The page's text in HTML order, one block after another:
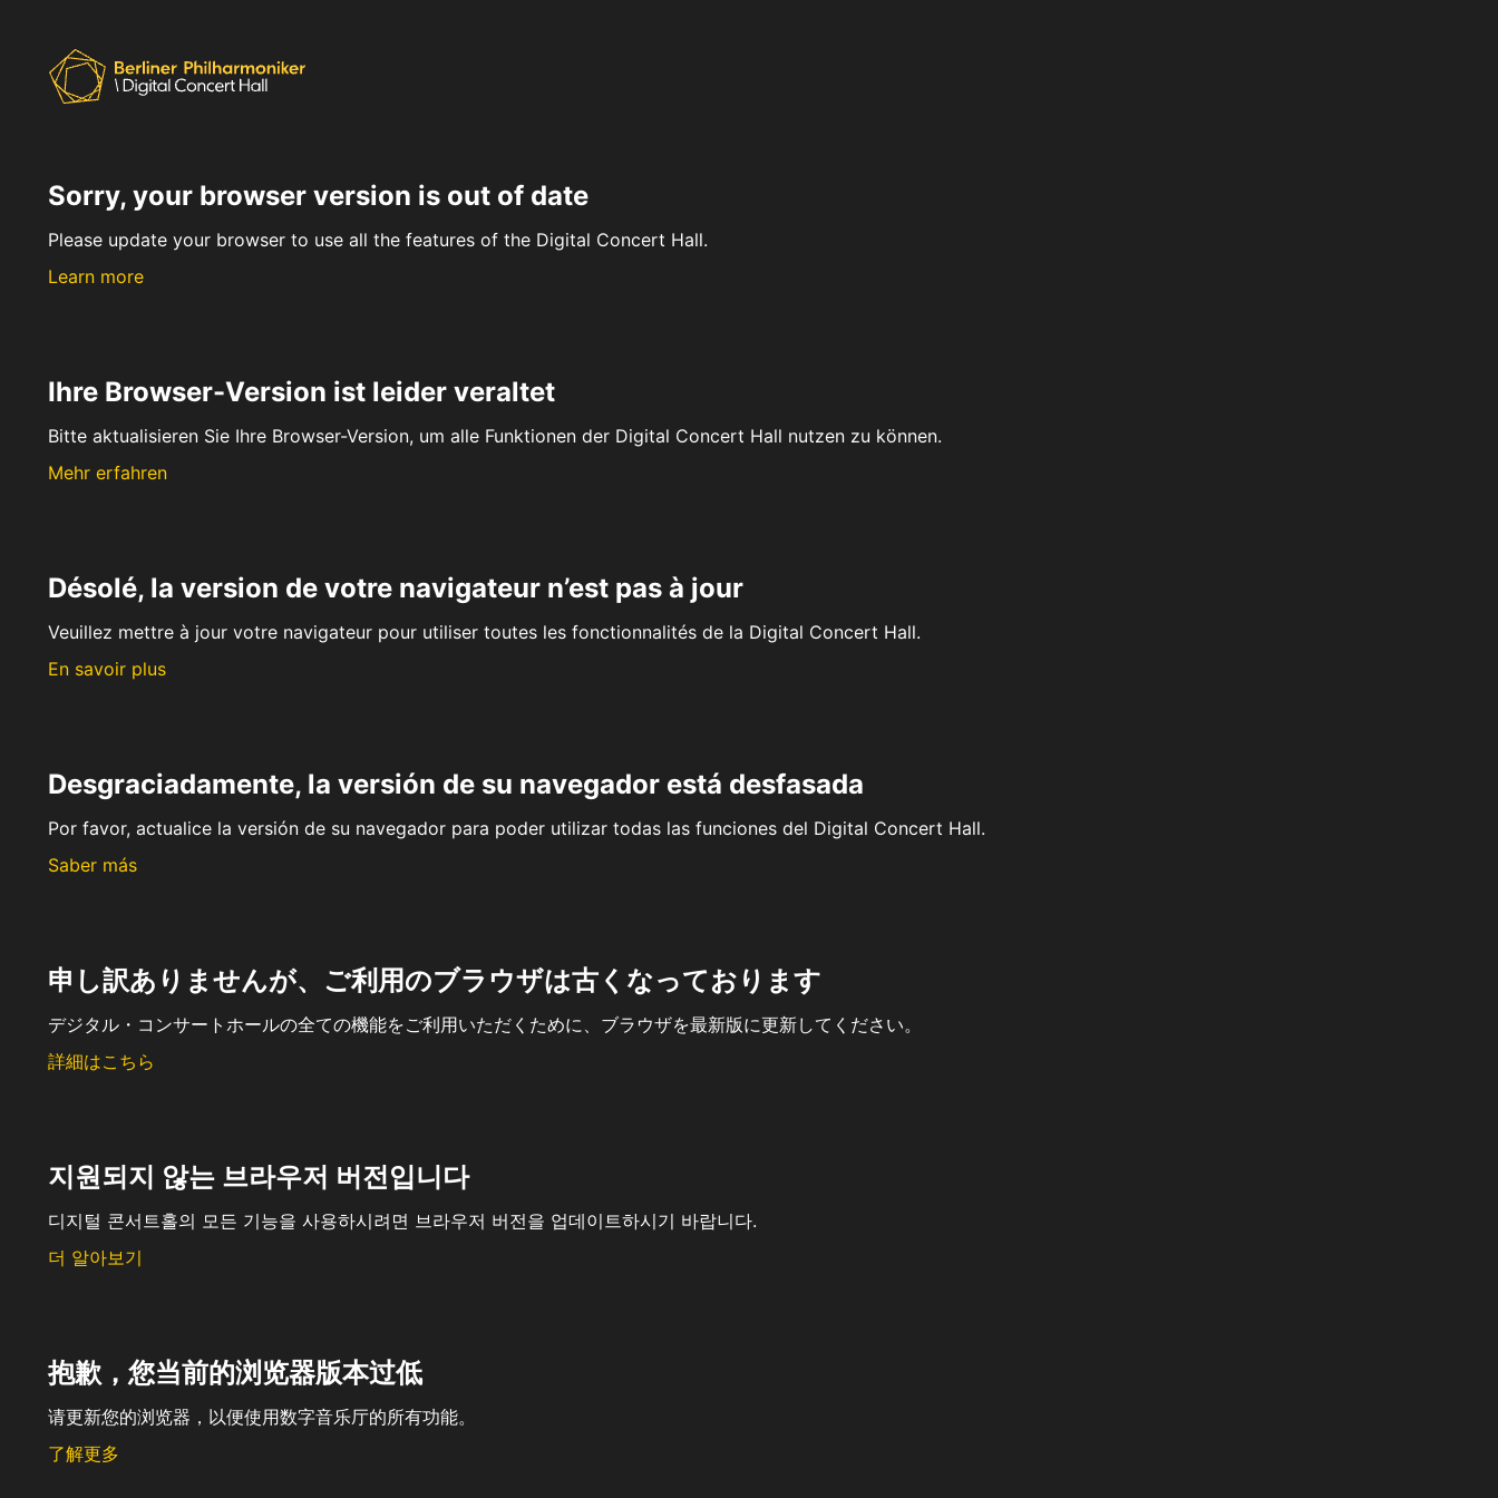
Sorry, your browser version is out of date
Please update your browser to use all the features of the Digital Concert Hall.
Learn more
Ihre Browser-Version ist leider veraltet
Bitte aktualisieren Sie Ihre Browser-Version, um alle Funktionen der Digital Concert Hall nutzen zu können.
Mehr erfahren
Désolé, la version de votre navigateur n’est pas à jour
Veuillez mettre à jour votre navigateur pour utiliser toutes les fonctionnalités de la Digital Concert Hall.
En savoir plus
Desgraciadamente, la versión de su navegador está desfasada
Por favor, actualice la versión de su navegador para poder utilizar todas las funciones del Digital Concert Hall.
Saber más
申し訳ありませんが、ご利用のブラウザは古くなっております
デジタル・コンサートホールの全ての機能をご利用いただくために、ブラウザを最新版に更新してください。
詳細はこちら
지원되지 않는 브라우저 버전입니다
디지털 콘서트홀의 모든 기능을 사용하시려면 브라우저 버전을 업데이트하시기 바랍니다.
더 알아보기
抱歉，您当前的浏览器版本过低
请更新您的浏览器，以便使用数字音乐厅的所有功能。
了解更多